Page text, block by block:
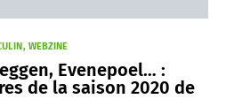
WEBZINE
Evenepoel… :
de la saison 2020 de